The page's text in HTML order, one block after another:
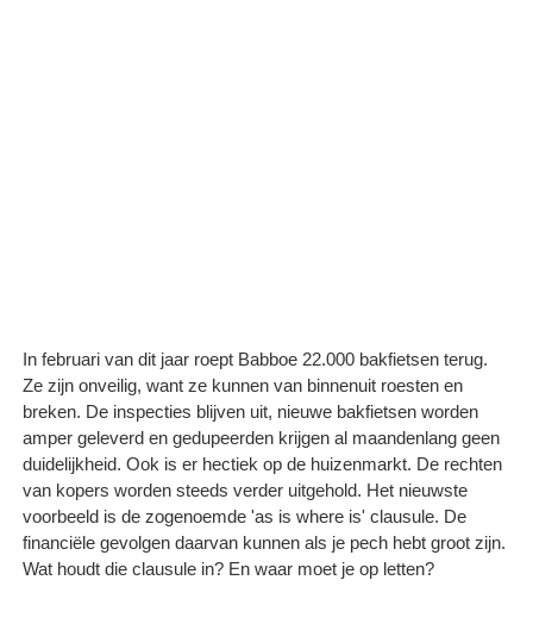
In februari van dit jaar roept Babboe 22.000 bakfietsen terug.
Ze zijn onveilig, want ze kunnen van binnenuit roesten en
breken. De inspecties blijven uit, nieuwe bakfietsen worden
amper geleverd en gedupeerden krijgen al maandenlang geen
duidelijkheid. Ook is er hectiek op de huizenmarkt. De rechten
van kopers worden steeds verder uitgehold. Het nieuwste
voorbeeld is de zogenoemde 'as is where is' clausule. De
financiële gevolgen daarvan kunnen als je pech hebt groot zijn.
Wat houdt die clausule in? En waar moet je op letten?